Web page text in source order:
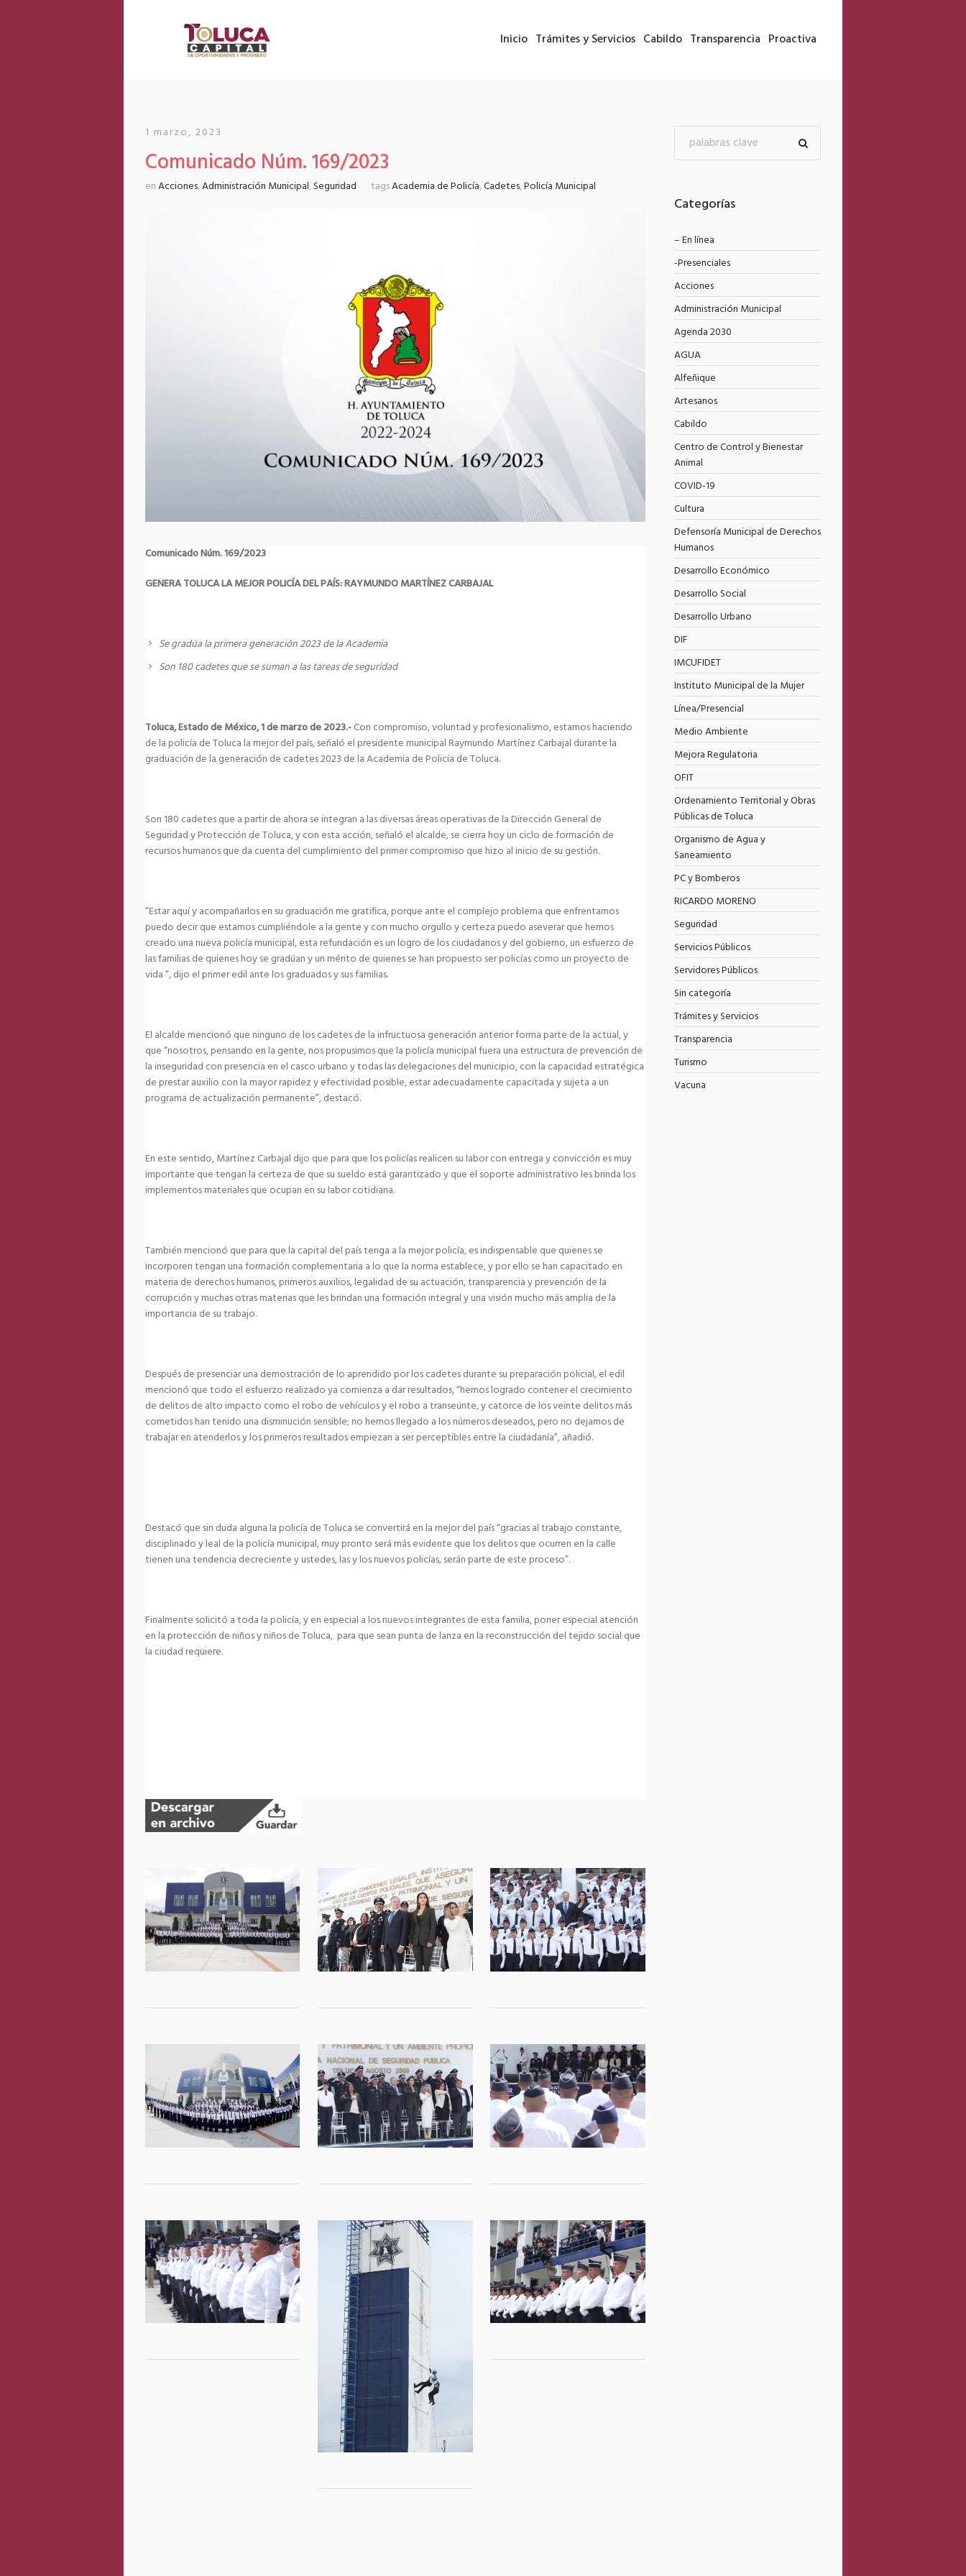
Inicio Trámites y Servicios Cabildo Transparencia Proactiva
1 marzo, 2023
Comunicado Núm. 169/2023
enAcciones,Administración Municipal,Seguridad tagsAcademia de Policía,Cadetes,Policía Municipal
Comunicado Núm. 169/2023
GENERA TOLUCA LA MEJOR POLICÍA DEL PAÍS: RAYMUNDO MARTÍNEZ CARBAJAL
Se gradúa la primera generación 2023 de la Academia
Son 180 cadetes que se suman a las tareas de seguridad
Toluca, Estado de México, 1 de marzo de 2023.-Con compromiso, voluntad y profesionalismo, estamos haciendo
de la policía de Toluca la mejor del país, señaló el presidente municipal Raymundo Martínez Carbajal durante la
graduación de la generación de cadetes 2023 de la Academia de Policía de Toluca.
Son 180 cadetes que a partir de ahora se integran a las diversas áreas operativas de la Dirección General de
Seguridad y Protección de Toluca, y con esta acción, señaló el alcalde, se cierra hoy un ciclo de formación de
recursos humanos que da cuenta del cumplimiento del primer compromiso que hizo al inicio de su gestión.
“Estar aquí y acompañarlos en su graduación me gratifica, porque ante el complejo problema que enfrentamos
puedo decir que estamos cumpliéndole a la gente y con mucho orgullo y certeza puedo aseverar que hemos
creado una nueva policía municipal, esta refundación es un logro de los ciudadanos y del gobierno, un esfuerzo de
las familias de quienes hoy se gradúan y un mérito de quienes se han propuesto ser policías como un proyecto de
vida “, dijo el primer edil ante los graduados y sus familias.
El alcalde mencionó que ninguno de los cadetes de la infructuosa generación anterior forma parte de la actual, y
que “nosotros, pensando en la gente, nos propusimos que la policía municipal fuera una estructura de prevención de
la inseguridad con presencia en el casco urbano y todas las delegaciones del municipio, con la capacidad estratégica
de prestar auxilio con la mayor rapidez y efectividad posible, estar adecuadamente capacitada y sujeta a un
programa de actualización permanente”, destacó.
En este sentido, Martínez Carbajal dijo que para que los policías realicen su labor con entrega y convicción es muy
importante que tengan la certeza de que su sueldo está garantizado y que el soporte administrativo les brinda los
implementos materiales que ocupan en su labor cotidiana.
También mencionó que para que la capital del país tenga a la mejor policía, es indispensable que quienes se
incorporen tengan una formación complementaria a lo que la norma establece, y por ello se han capacitado en
materia de derechos humanos, primeros auxilios, legalidad de su actuación, transparencia y prevención de la
corrupción y muchas otras materias que les brindan una formación integral y una visión mucho más amplia de la
importancia de su trabajo.
Después de presenciar una demostración de lo aprendido por los cadetes durante su preparación policial, el edil
mencionó que todo el esfuerzo realizado ya comienza a dar resultados, “hemos logrado contener el crecimiento
de delitos de alto impacto como el robo de vehículos y el robo a transeúnte, y catorce de los veinte delitos más
cometidos han tenido una disminución sensible; no hemos llegado a los números deseados, pero no dejamos de
trabajar en atenderlos y los primeros resultados empiezan a ser perceptibles entre la ciudadanía”, añadió.
Destacó que sin duda alguna la policía de Toluca se convertirá en la mejor del país “gracias al trabajo constante,
disciplinado y leal de la policía municipal, muy pronto será más evidente que los delitos que ocurren en la calle
tienen una tendencia decreciente y ustedes, las y los nuevos policías, serán parte de este proceso”.
Finalmente solicitó a toda la policía, y en especial a los nuevos integrantes de esta familia, poner especial atención
en la protección de niños y niños de Toluca, para que sean punta de lanza en la reconstrucción del tejido social que
la ciudad requiere.
Categorías
– En línea
-Presenciales
Acciones
Administración Municipal
Agenda 2030
AGUA
Alfeñique
Artesanos
Cabildo
Centro de Control y Bienestar
Animal
COVID-19
Cultura
Defensoría Municipal de Derechos
Humanos
Desarrollo Económico
Desarrollo Social
Desarrollo Urbano
DIF
IMCUFIDET
Instituto Municipal de la Mujer
Línea/Presencial
Medio Ambiente
Mejora Regulatoria
OFIT
Ordenamiento Territorial y Obras
Públicas de Toluca
Organismo de Agua y
Saneamiento
PC y Bomberos
RICARDO MORENO
Seguridad
Servicios Públicos
Servidores Públicos
Sin categoría
Trámites y Servicios
Transparencia
Turismo
Vacuna